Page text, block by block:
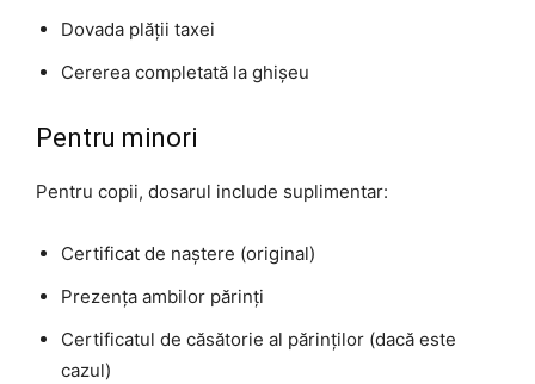
Dovada plății taxei
Cererea completată la ghișeu
Pentru minori
Pentru copii, dosarul include suplimentar:
Certificat de naștere (original)
Prezența ambilor părinți
Certificatul de căsătorie al părinților (dacă este
cazul)